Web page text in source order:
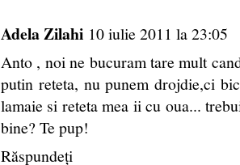
Adela Zilahi 10 iulie 2011 la 23:05
Anto , noi ne bucuram tare mult
putin reteta, nu punem drojdie,ci
lamaie si reteta mea ii cu oua...
bine? Te pup!
Răspundeți